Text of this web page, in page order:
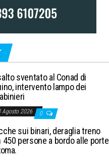
sventato al Conad di
intervento lampo dei
Agosto 2026 0
sui binari, deraglia treno
450 persone a bordo alle porte